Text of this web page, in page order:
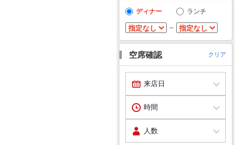
ディナー ランチ
～
空席確認 クリア